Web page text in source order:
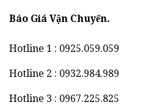
Báo Giá Vận Chuyển.
Hotline 1 : 0925.059.059
Hotline 2 : 0932.984.989
Hotline 3 : 0967.225.825